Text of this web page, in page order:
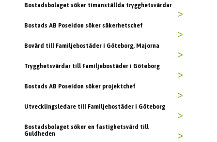
Bostadsbolaget söker timanställda trygghetsvärdar
>
Bostads AB Poseidon söker säkerhetschef
>
Bovärd till Familjebostäder i Göteborg, Majorna
>
Trygghetsvärdar till Familjebostäder i Göteborg
>
Bostads AB Poseidon söker projektchef
>
Utvecklingsledare till Familjebostäder i Göteborg
>
Bostadsbolaget söker en fastighetsvärd till
Guldheden
>